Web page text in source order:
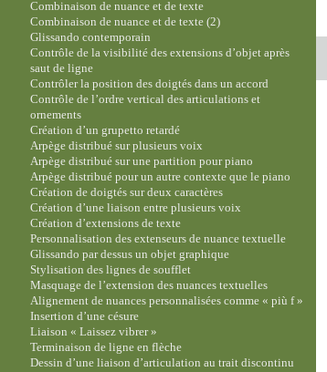
Combinaison de nuance et de texte
Combinaison de nuance et de texte (2)
Glissando contemporain
Contrôle de la visibilité des extensions d’objet après
saut de ligne
Contrôler la position des doigtés dans un accord
Contrôle de l’ordre vertical des articulations et
ornements
Création d’un grupetto retardé
Arpège distribué sur plusieurs voix
Arpège distribué sur une partition pour piano
Arpège distribué pour un autre contexte que le piano
Création de doigtés sur deux caractères
Création d’une liaison entre plusieurs voix
Création d’extensions de texte
Personnalisation des extenseurs de nuance textuelle
Glissando par dessus un objet graphique
Stylisation des lignes de soufflet
Masquage de l’extension des nuances textuelles
Alignement de nuances personnalisées comme « più f »
Insertion d’une césure
Liaison « Laissez vibrer »
Terminaison de ligne en flèche
Dessin d’une liaison d’articulation au trait discontinu